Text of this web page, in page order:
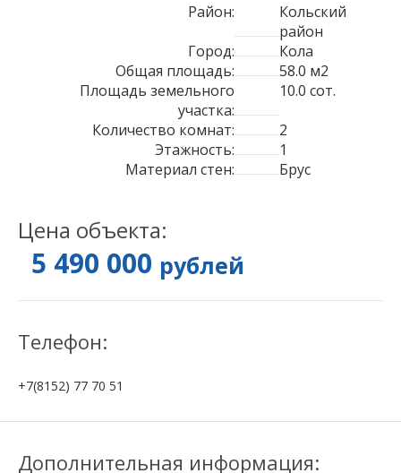
Район:
Кольский
район
Город:
Кола
Общая площадь:
58.0 м2
Площадь земельного
участка:
10.0 сот.
Количество комнат:
2
Этажность:
1
Материал стен:
Брус
Цена объекта:
5 490 000 рублей
Телефон:
+7(8152) 77 70 51
Дополнительная информация: